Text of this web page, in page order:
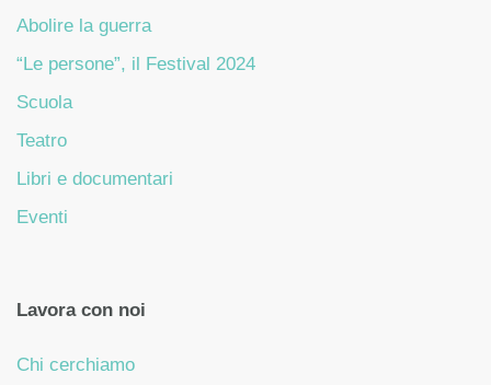
Abolire la guerra
“Le persone”, il Festival 2024
Scuola
Teatro
Libri e documentari
Eventi
Lavora con noi
Chi cerchiamo